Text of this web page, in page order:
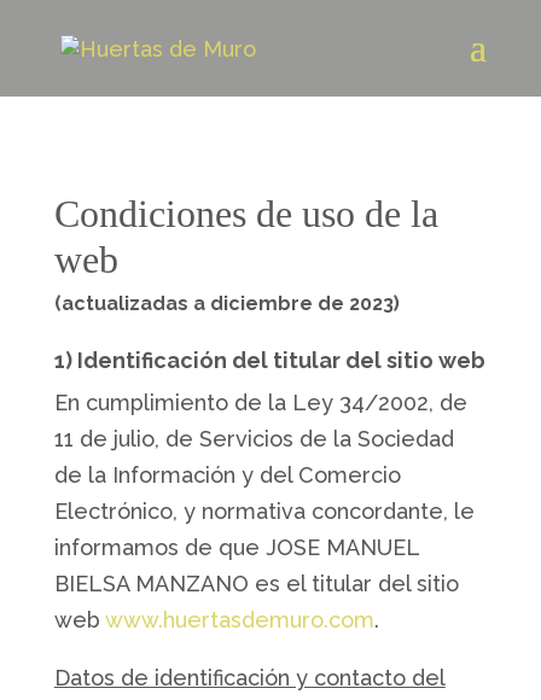
Condiciones de uso de la
web
(actualizadas a diciembre de 2023)
1) Identificación del titular del sitio web
En cumplimiento de la Ley 34/2002, de
11 de julio, de Servicios de la Sociedad
de la Información y del Comercio
Electrónico, y normativa concordante, le
informamos de que JOSE MANUEL
BIELSA MANZANO es el titular del sitio
web www.huertasdemuro.com.
Datos de identificación y contacto del